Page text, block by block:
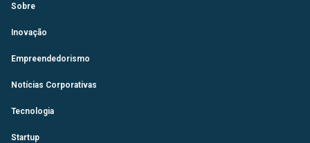
Sobre
Inovação
Empreendedorismo
Notícias Corporativas
Tecnologia
Startup